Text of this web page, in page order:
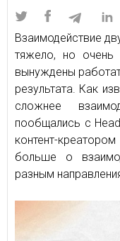
Взаимодействие
тяжело, но очень
вынуждены
результата. Как
сложнее
пообщались с
контент-
больше о
разным